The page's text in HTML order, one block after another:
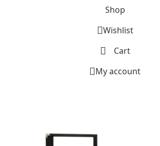
Shop
Wishlist
Cart
My account